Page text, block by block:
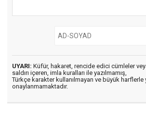
UYARI: Küfür, hakaret, rencide edici cümleler
saldırı içeren, imla kuralları ile yazılmamış,
Türkçe karakter kullanılmayan ve büyük harflerle
onaylanmamaktadır.